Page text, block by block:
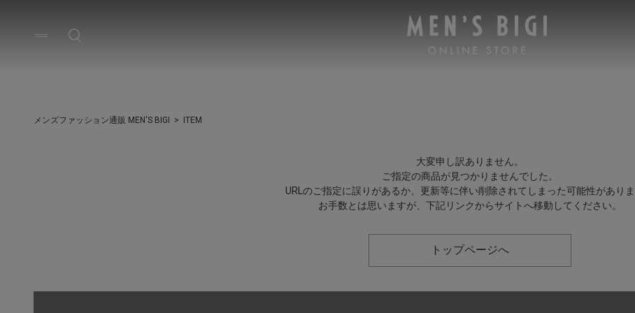
メンズファッション通販 MEN'S BIGI ITEM
大変申し訳ありません。
ご指定の商品が見つかりませんでした。
URLのご指定に誤りがあるか、更新等に伴い削除されてしまった可能性がありま
お手数とは思いますが、下記リンクからサイトへ移動してください。
トップページへ